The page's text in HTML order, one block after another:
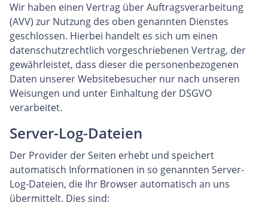
Wir haben einen Vertrag über Auftragsverarbeitung
(AVV) zur Nutzung des oben genannten Dienstes
geschlossen. Hierbei handelt es sich um einen
datenschutzrechtlich vorgeschriebenen Vertrag, der
gewährleistet, dass dieser die personenbezogenen
Daten unserer Websitebesucher nur nach unseren
Weisungen und unter Einhaltung der DSGVO
verarbeitet.
Server-Log-Dateien
Der Provider der Seiten erhebt und speichert
automatisch Informationen in so genannten Server-
Log-Dateien, die Ihr Browser automatisch an uns
übermittelt. Dies sind: